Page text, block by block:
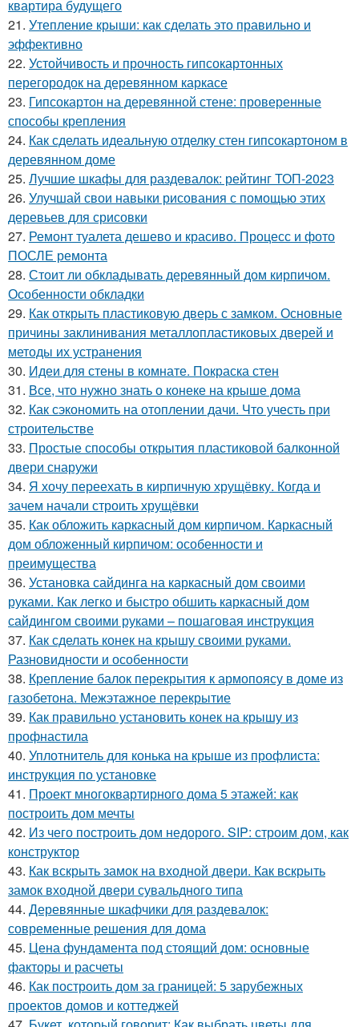
квартира будущего
21. Утепление крыши: как сделать это правильно и
эффективно
22. Устойчивость и прочность гипсокартонных
перегородок на деревянном каркасе
23. Гипсокартон на деревянной стене: проверенные
способы крепления
24. Как сделать идеальную отделку стен гипсокартоном в
деревянном доме
25. Лучшие шкафы для раздевалок: рейтинг ТОП-2023
26. Улучшай свои навыки рисования с помощью этих
деревьев для срисовки
27. Ремонт туалета дешево и красиво. Процесс и фото
ПОСЛЕ ремонта
28. Стоит ли обкладывать деревянный дом кирпичом.
Особенности обкладки
29. Как открыть пластиковую дверь с замком. Основные
причины заклинивания металлопластиковых дверей и
методы их устранения
30. Идеи для стены в комнате. Покраска стен
31. Все, что нужно знать о конеке на крыше дома
32. Как сэкономить на отоплении дачи. Что учесть при
строительстве
33. Простые способы открытия пластиковой балконной
двери снаружи
34. Я хочу переехать в кирпичную хрущёвку. Когда и
зачем начали строить хрущёвки
35. Как обложить каркасный дом кирпичом. Каркасный
дом обложенный кирпичом: особенности и
преимущества
36. Установка сайдинга на каркасный дом своими
руками. Как легко и быстро обшить каркасный дом
сайдингом своими руками – пошаговая инструкция
37. Как сделать конек на крышу своими руками.
Разновидности и особенности
38. Крепление балок перекрытия к армопоясу в доме из
газобетона. Межэтажное перекрытие
39. Как правильно установить конек на крышу из
профнастила
40. Уплотнитель для конька на крыше из профлиста:
инструкция по установке
41. Проект многоквартирного дома 5 этажей: как
построить дом мечты
42. Из чего построить дом недорого. SIP: строим дом, как
конструктор
43. Как вскрыть замок на входной двери. Как вскрыть
замок входной двери сувальдного типа
44. Деревянные шкафчики для раздевалок:
современные решения для дома
45. Цена фундамента под стоящий дом: основные
факторы и расчеты
46. Как построить дом за границей: 5 зарубежных
проектов домов и коттеджей